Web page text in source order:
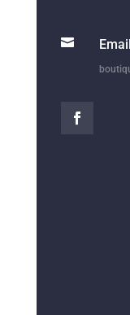
 Email